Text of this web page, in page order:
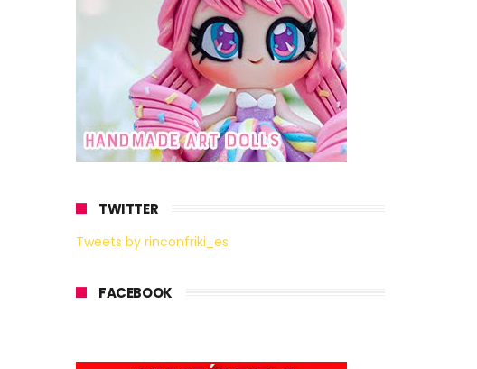
TWITTER
Tweets by rinconfriki_es
FACEBOOK